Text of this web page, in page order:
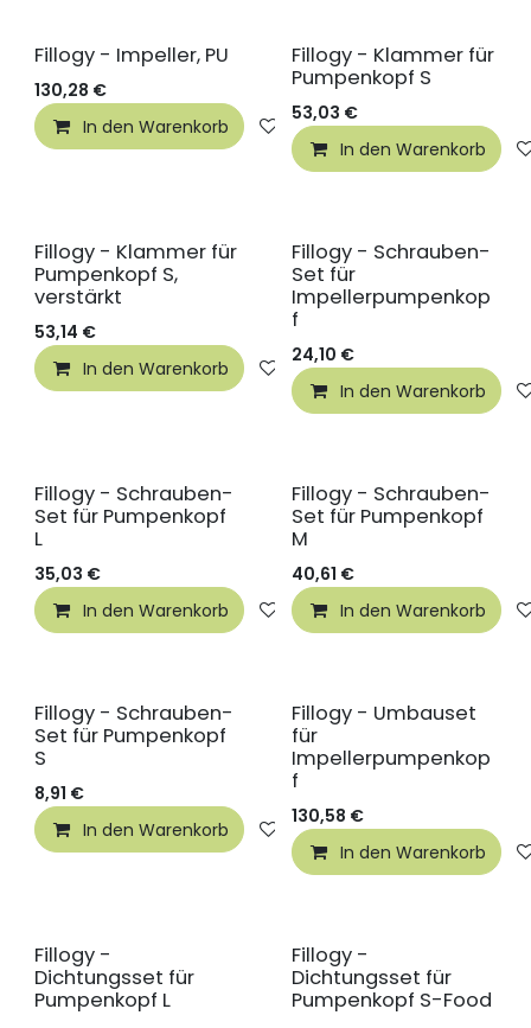
Fillogy - Impeller, PU
130,28 €
In den Warenkorb
Auf die Wunschliste
Fillogy - Klammer für
Pumpenkopf S
53,03 €
In den Warenkorb
Fillogy - Klammer für
Pumpenkopf S,
verstärkt
53,14 €
In den Warenkorb
Auf die Wunschliste
Fillogy - Schrauben-
Set für
Impellerpumpenkop
f
24,10 €
In den Warenkorb
Fillogy - Schrauben-
Set für Pumpenkopf
L
35,03 €
In den Warenkorb
Auf die Wunschliste
Fillogy - Schrauben-
Set für Pumpenkopf
M
40,61 €
In den Warenkorb
Fillogy - Schrauben-
Set für Pumpenkopf
S
8,91 €
In den Warenkorb
Auf die Wunschliste
Fillogy - Umbauset
für
Impellerpumpenkop
f
130,58 €
In den Warenkorb
Fillogy -
Dichtungsset für
Pumpenkopf L
Fillogy -
Dichtungsset für
Pumpenkopf S-Food